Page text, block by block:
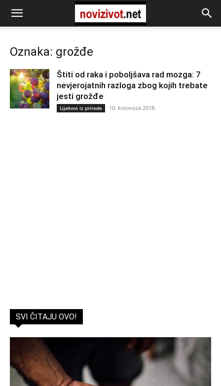
Oznaka: grožđe
Štiti od raka i poboljšava rad mozga: 7
nevjerojatnih razloga zbog kojih trebate
jesti grožđe
Lijekovi iz prirode 10. kolovoza 2018.
SVI ČITAJU OVO!